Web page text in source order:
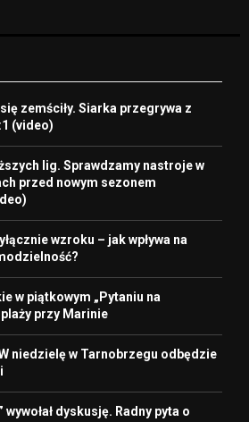
zemściły. Siarka przegrywa z
(video)
lig. Sprawdzamy nastroje w
przed nowym sezonem
wzroku – jak wpływa na
w piątkowym „Pytaniu na
przy Marinie
niedzielę w Tarnobrzegu odbędzie
dyskusję. Radny pyta o